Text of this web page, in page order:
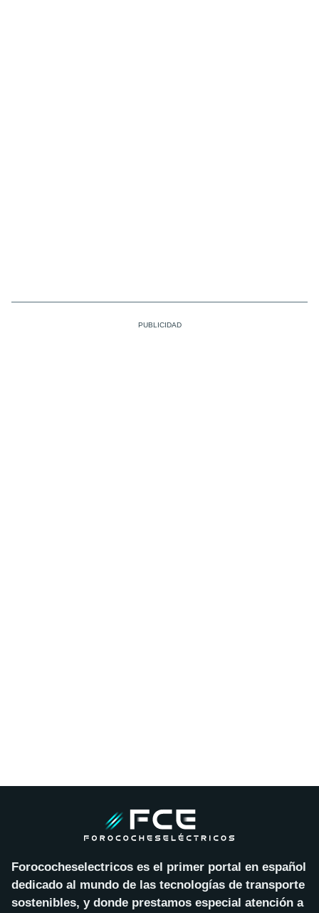
Forococheselectricos es el primer portal en español
dedicado al mundo de las tecnologías de transporte
sostenibles, y donde prestamos especial atención a